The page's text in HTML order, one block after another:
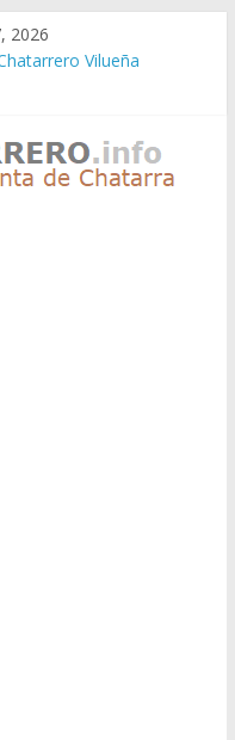
2026
Vilueña
Zuera
Chatarrero Zaragoza
Zaida
Chatarrero Vistabella